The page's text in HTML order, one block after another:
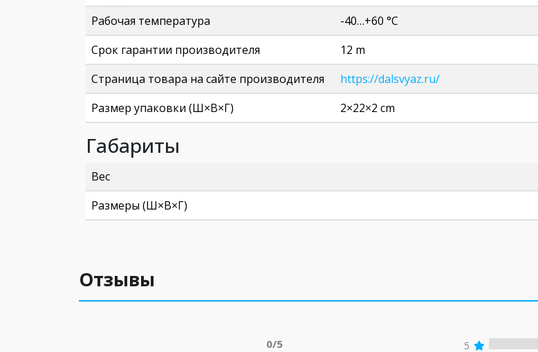
Рабочая температура
-40…+60 °C
Срок гарантии производителя
12 m
Страница товара на сайте производителя
https://dalsvyaz.ru/
Размер упаковки (Ш×В×Г)
2×22×2 cm
Габариты
Вес
Размеры (Ш×В×Г)
Отзывы
0/5
5